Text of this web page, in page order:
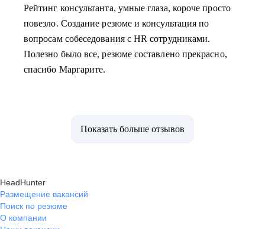
Рейтинг консультанта, умные глаза, короче просто
повезло. Создание резюме и консультация по
вопросам собеседования с HR сотрудниками.
Полезно было все, резюме составлено прекрасно,
спасибо Маргарите.
Показать больше отзывов
HeadHunter
Размещение вакансий
Поиск по резюме
О компании